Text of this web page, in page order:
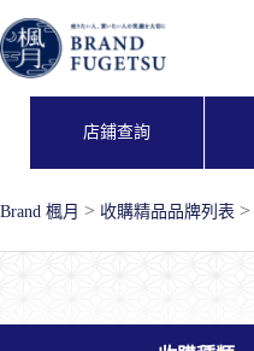
至
主
店鋪查詢
Brand 楓月 > 收購精品品牌列表 >